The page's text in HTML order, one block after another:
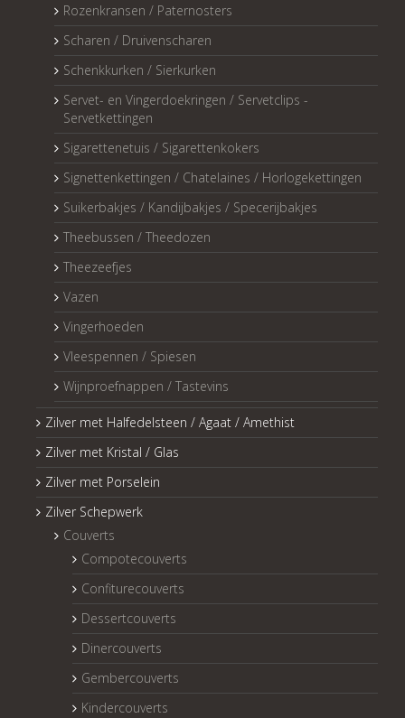
Rozenkransen / Paternosters
Scharen / Druivenscharen
Schenkkurken / Sierkurken
Servet- en Vingerdoekringen / Servetclips -
Servetkettingen
Sigarettenetuis / Sigarettenkokers
Signettenkettingen / Chatelaines / Horlogekettingen
Suikerbakjes / Kandijbakjes / Specerijbakjes
Theebussen / Theedozen
Theezeefjes
Vazen
Vingerhoeden
Vleespennen / Spiesen
Wijnproefnappen / Tastevins
Zilver met Halfedelsteen / Agaat / Amethist
Zilver met Kristal / Glas
Zilver met Porselein
Zilver Schepwerk
Couverts
Compotecouverts
Confiturecouverts
Dessertcouverts
Dinercouverts
Gembercouverts
Kindercouverts